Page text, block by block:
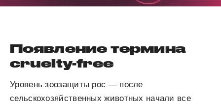
Появление термина
cruelty-free
Уровень зоозащиты рос — после
сельскохозяйственных животных начали все